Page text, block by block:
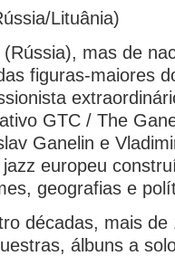
Lituânia)
mas de
figuras-maiores
GTC / The
Ganelin e
europeu
geografias e
décadas, mais de
álbuns a